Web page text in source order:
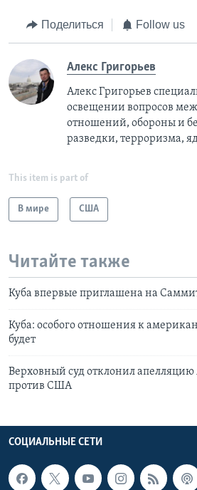
Поделиться Follow us
Алекс Григорьев
Алекс Григорьев
освещении вопросов
отношений, обороны и
разведки, терроризма,
This item is part of
В мире США
Читайте также
Куба впервые приглашена на
Куба: особого отношения к
будет
Верховный суд отклонил апелляцию
против США
СОЦИАЛЬНЫЕ СЕТИ